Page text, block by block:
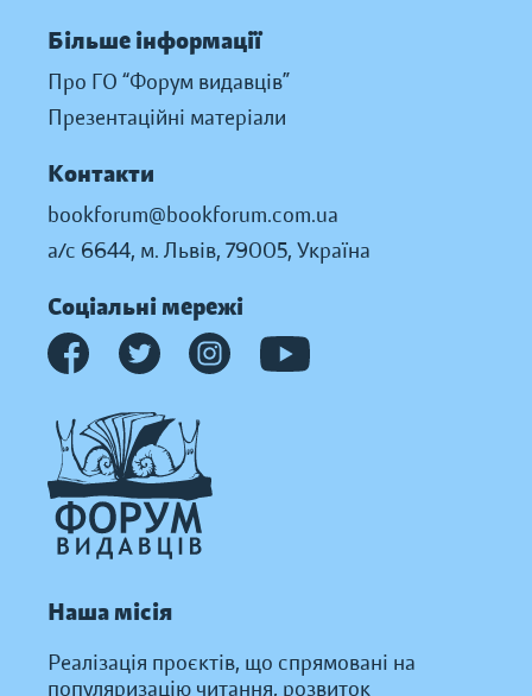
Більше інформації
Про ГО “Форум видавців”
Презентаційні матеріали
Контакти
bookforum@bookforum.com.ua
а/с 6644, м. Львів, 79005, Україна
Соціальні мережі
Наша місія
Реалізація проєктів, що спрямовані на
популяризацію читання, розвиток